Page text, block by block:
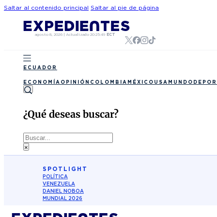
Saltar al contenido principal Saltar al pie de página
agosto 8, 2026 | Actualizado 20:25:49 ECT
ECUADOR
ECONOMÍA OPINIÓN COLOMBIA MÉXICO USA MUNDO
¿Qué deseas buscar?
Buscar
×
SPOTLIGHT
POLÍTICA
VENEZUELA
DANIEL NOBOA
MUNDIAL 2026